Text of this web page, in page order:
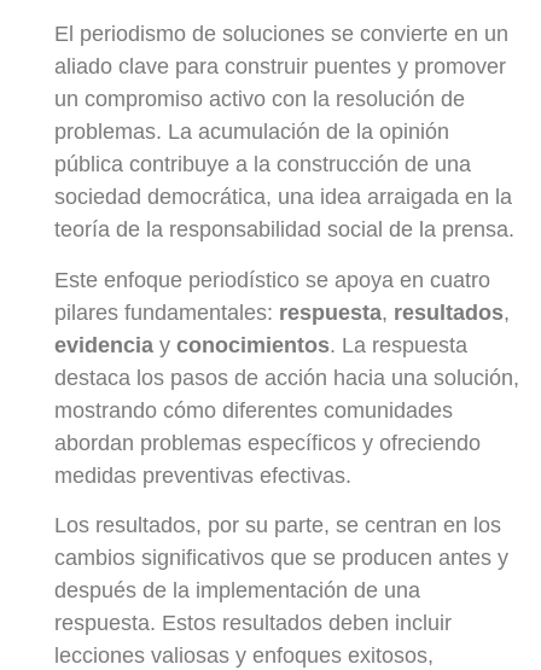
El periodismo de soluciones se convierte en un
aliado clave para construir puentes y promover
un compromiso activo con la resolución de
problemas. La acumulación de la opinión
pública contribuye a la construcción de una
sociedad democrática, una idea arraigada en la
teoría de la responsabilidad social de la prensa.
Este enfoque periodístico se apoya en cuatro
pilares fundamentales: respuesta, resultados,
evidencia y conocimientos. La respuesta
destaca los pasos de acción hacia una solución,
mostrando cómo diferentes comunidades
abordan problemas específicos y ofreciendo
medidas preventivas efectivas.
Los resultados, por su parte, se centran en los
cambios significativos que se producen antes y
después de la implementación de una
respuesta. Estos resultados deben incluir
lecciones valiosas y enfoques exitosos,